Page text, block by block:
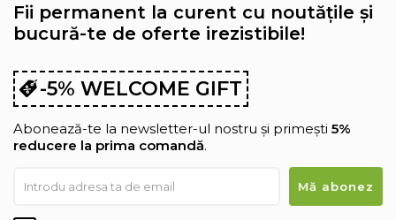
Fii permanent la curent cu noutățile și
bucură-te de oferte irezistibile!
-5% WELCOME GIFT
Abonează-te la newsletter-ul nostru și primești 5%
reducere la prima comandă.